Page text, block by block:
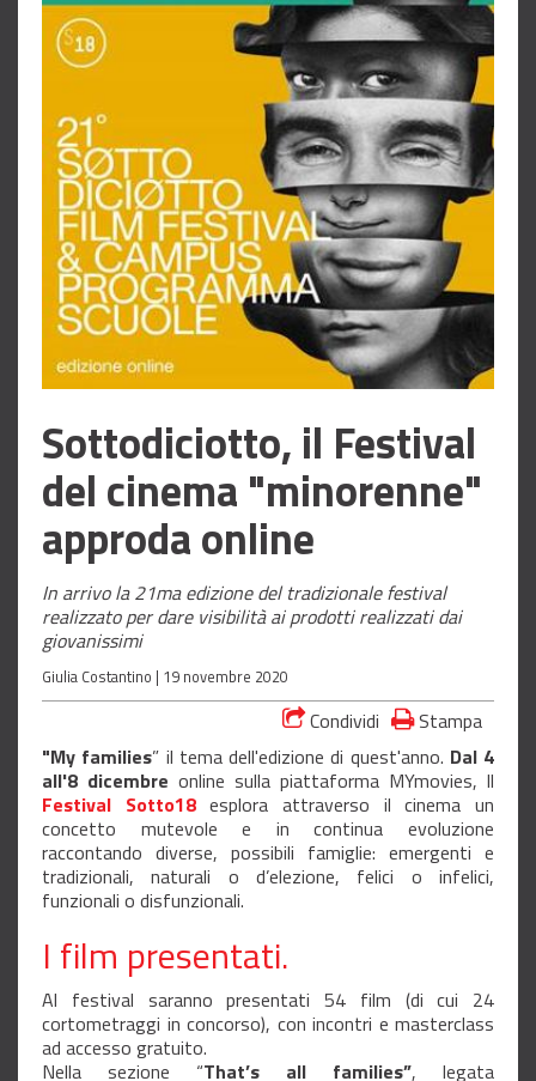
Sottodiciotto, il Festival
del cinema "minorenne"
approda online
In arrivo la 21ma edizione del tradizionale festival
realizzato per dare visibilità ai prodotti realizzati dai
giovanissimi
Giulia Costantino | 19 novembre 2020
Condividi
Stampa
"My families” il tema dell'edizione di quest'anno. Dal 4
all'8 dicembre online sulla piattaforma MYmovies, ll
Festival Sotto18esplora attraverso il cinema un
concetto mutevole e in continua evoluzione
raccontando diverse, possibili famiglie: emergenti e
tradizionali, naturali o d’elezione, felici o infelici,
funzionali o disfunzionali.
I film presentati.
Al festival saranno presentati 54 film (di cui 24
cortometraggi in concorso), con incontri e masterclass
ad accesso gratuito.
Nella sezione “That’s all families”, legata